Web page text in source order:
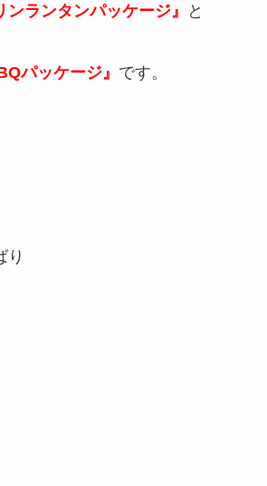
ンランタンパッケージ』 と
パッケージ』 です。
り